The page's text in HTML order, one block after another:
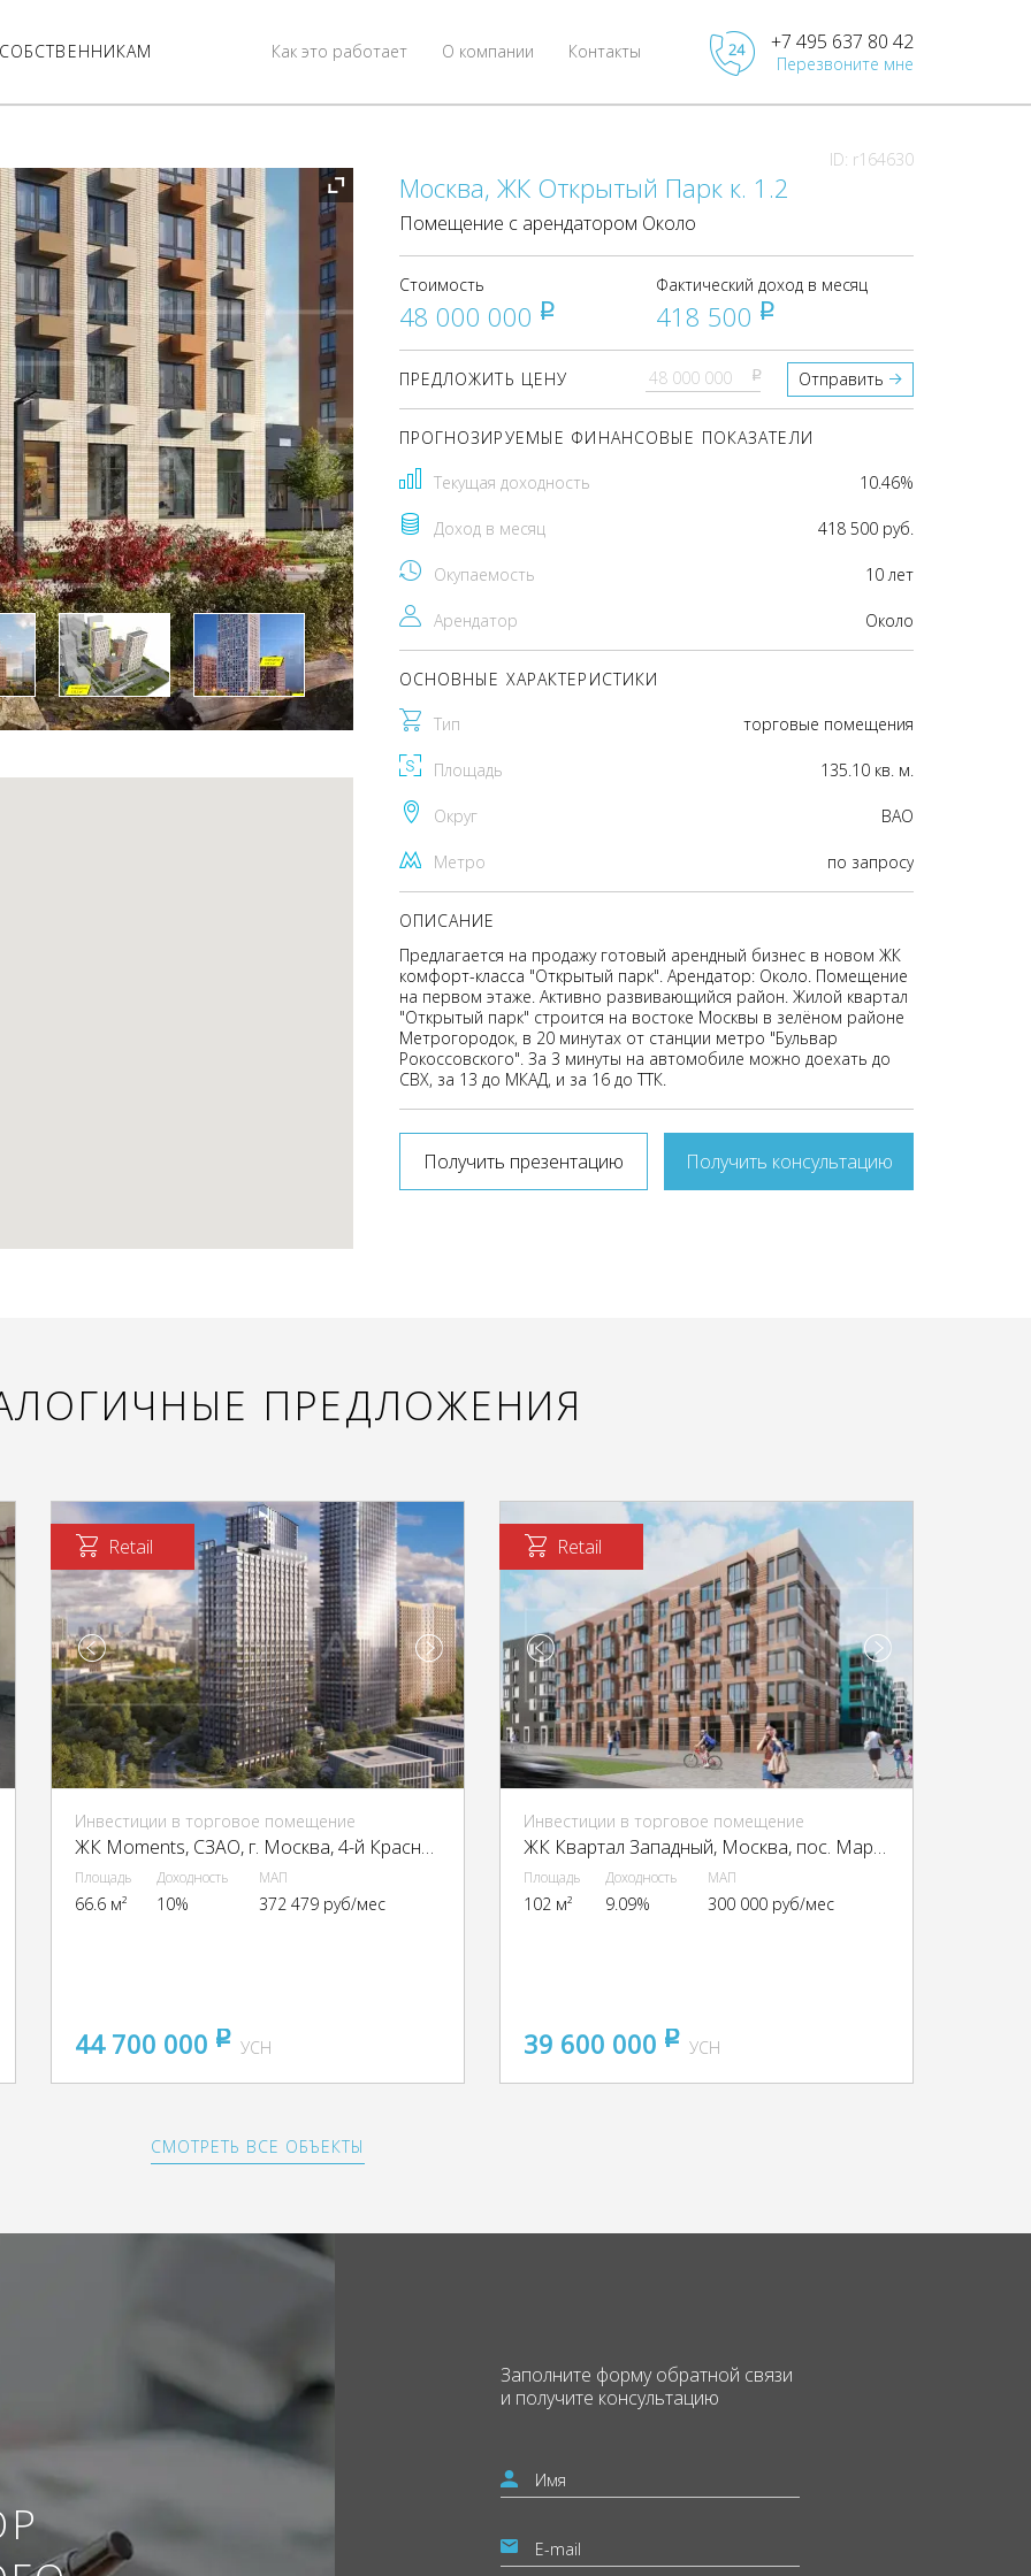
Контакты
О компании
Как это работает +7 495 637 80 42
Перезвоните мне
ID: r164630
Москва, ЖК Открытый Парк к. 1.2
Помещение с арендатором Около
Стоимость
48 000 000 pуб
Фактический доход в месяц
418 500 pуб
ПРЕДЛОЖИТЬ ЦЕНУ pуб Отправить
ПРОГНОЗИРУЕМЫЕ ФИНАНСОВЫЕ ПОКАЗАТЕЛИ
Текущая доходность 10.46%
Доход в месяц 418 500 руб.
Окупаемость 10 лет
Арендатор Около
ОСНОВНЫЕ ХАРАКТЕРИСТИКИ
Тип торговые помещения
Площадь 135.10 кв. м.
Округ ВАО
Метро по запросу
ОПИСАНИЕ
Предлагается на продажу готовый арендный бизнес в новом ЖК
комфорт-класса "Открытый парк". Арендатор: Около. Помещение
на первом этаже. Активно развивающийся район. Жилой квартал
"Открытый парк" строится на востоке Москвы в зелёном районе
Метрогородок, в 20 минутах от станции метро "Бульвар
Рокоссовского". За 3 минуты на автомобиле можно доехать до
СВХ, за 13 до МКАД, и за 16 до ТТК.
Получить презентацию Получить консультацию
ПРЕДЛОЖЕНИЯ
Retail
Инвестиции в торговое помещение
ЖК Moments, CЗАО, г. Москва, 4-й Красногорский пр-д, 2/4с3
Площадь
66.6 м²
Доходность
10%
МАП
372 479 руб/мес
44 700 000 pуб
УСН
Retail
Инвестиции в торговое помещение
ЖК Квартал Западный, Москва, пос. Марушкинское, квартал 76, ЖК Квартал Западный, 3
Площадь
102 м²
Доходность
9.09%
МАП
300 000 руб/мес
39 600 000 pуб
УСН
СМОТРЕТЬ ВСЕ ОБЪЕКТЫ
Заполните формуобратной связи
и получите консультацию